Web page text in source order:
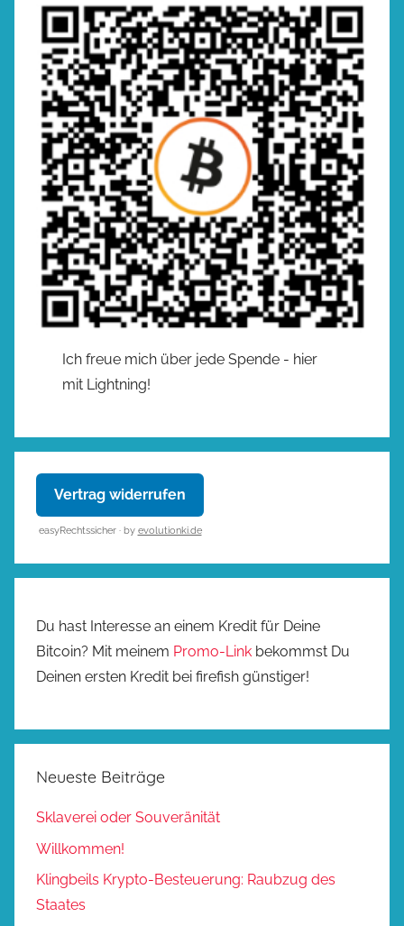
Ich freue mich über jede Spende - hier
mit Lightning!
Vertrag widerrufen
easyRechtssicher · by evolutionki.de
Du hast Interesse an einem Kredit für Deine
Bitcoin? Mit meinem Promo-Link bekommst Du
Deinen ersten Kredit bei firefish günstiger!
Neueste Beiträge
Sklaverei oder Souveränität
Willkommen!
Klingbeils Krypto-Besteuerung: Raubzug des
Staates